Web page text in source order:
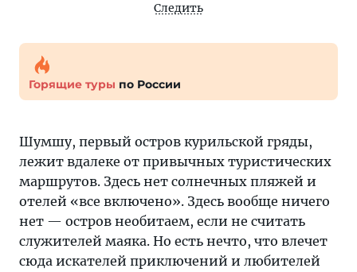
Следить
Горящие туры по России
Шумшу, первый остров курильской гряды,
лежит вдалеке от привычных туристических
маршрутов. Здесь нет солнечных пляжей и
отелей «все включено». Здесь вообще ничего
нет — остров необитаем, если не считать
служителей маяка. Но есть нечто, что влечет
сюда искателей приключений и любителей